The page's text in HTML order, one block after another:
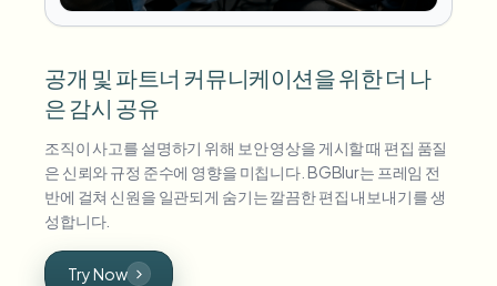
공개 및 파트너 커뮤니케이션을 위한 더 나
은 감시 공유
조직이 사고를 설명하기 위해 보안 영상을 게시할 때 편집 품질
은 신뢰와 규정 준수에 영향을 미칩니다. BGBlur는 프레임 전
반에 걸쳐 신원을 일관되게 숨기는 깔끔한 편집 내보내기를 생
성합니다.
Try Now